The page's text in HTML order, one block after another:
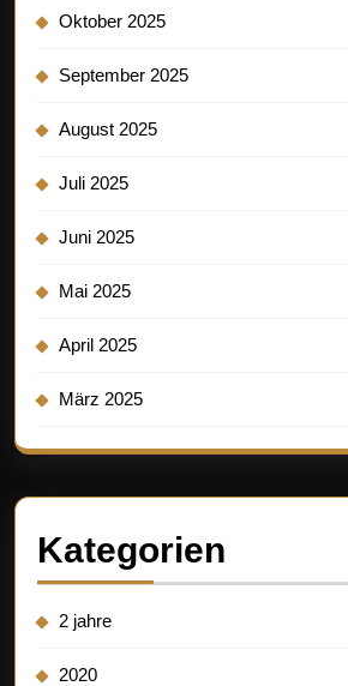
Oktober 2025
September 2025
August 2025
Juli 2025
Juni 2025
Mai 2025
April 2025
März 2025
Kategorien
2 jahre
2020